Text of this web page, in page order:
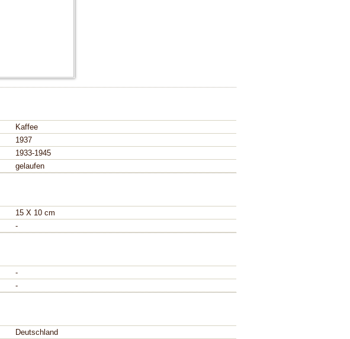
Kaffee
1937
1933-1945
gelaufen
15 X 10 cm
-
-
-
Deutschland